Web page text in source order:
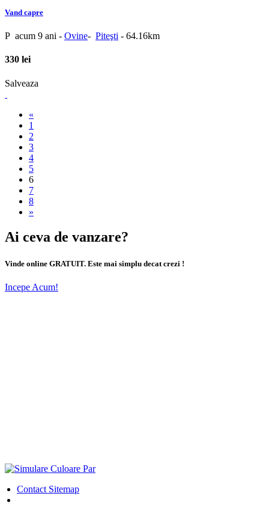
Vand capre
P acum 9 ani - Ovine- Piteşti - 64.16km
330 lei
Salveaza
«
1
2
3
4
5
6
7
8
»
Ai ceva de vanzare?
Vinde online GRATUIT. Este mai simplu decat crezi !
Incepe Acum!
Contact Sitemap